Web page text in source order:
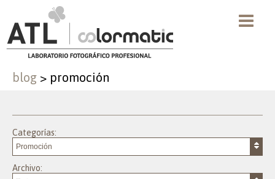
blog > promoción
Categorías:
Archivo: